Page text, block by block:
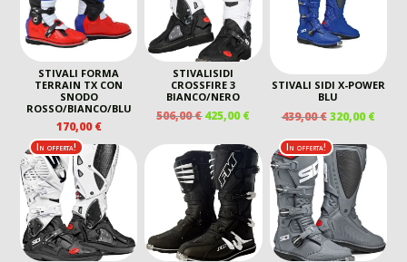
STIVALI FORMA
TERRAIN TX CON
SNODO
ROSSO/BIANCO/BLU
170,00€
STIVALISIDI
CROSSFIRE 3
BIANCO/NERO
506,00€ IL
ORIGINALE
ERA:
506,00 €.
425,00€IL
ATTUALE
È:
425,00 €.
STIVALI SIDI X-POWER
BLU
439,00€ IL
ORIGINALE
ERA:
439,00 €.
320,00€IL
In offerta! In offerta!